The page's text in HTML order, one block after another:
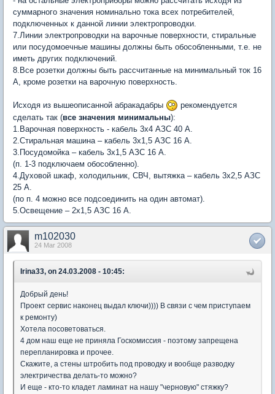
суммарного значения номинально тока всех потребителей,
подключенных к данной линии электропроводки.
7.Линии электропроводки на варочные поверхности, стиральные
или посудомоечные машины должны быть обособленными, т.е. не
иметь других подключений.
8.Все розетки должны быть рассчитанные на минимальный ток 16
А, кроме розетки на варочную поверхность.
Исходя из вышеописанной абракадабры
рекомендуется
сделать так (все значения минимальны):
1.Варочная поверхность - кабель 3х4 АЗС 40 А.
2.Стиральная машина – кабель 3х1,5 АЗС 16 А.
3.Посудомойка – кабель 3х1,5 АЗС 16 А.
(п. 1-3 подключаем обособленно).
4.Духовой шкаф, холодильник, СВЧ, вытяжка – кабель 3х2,5 АЗС
25 А.
(по п. 4 можно все подсоединить на один автомат).
5.Освещение – 2х1,5 АЗС 16 А.
m102030
24 Mar 2008
Irina33, on 24.03.2008 - 10:45:
Добрый день!
Проект сервис наконец выдал ключи)))) В связи с чем приступаем
к ремонту)
Хотела посоветоваться.
4 дом наш еще не приняла Госкомиссия - поэтому запрещена
перепланировка и прочее.
Скажите, а стены штробить под проводку и вообще разводку
электричества делать-то можно?
И еще - кто-то кладет ламинат на нашу "черновую" стяжку?